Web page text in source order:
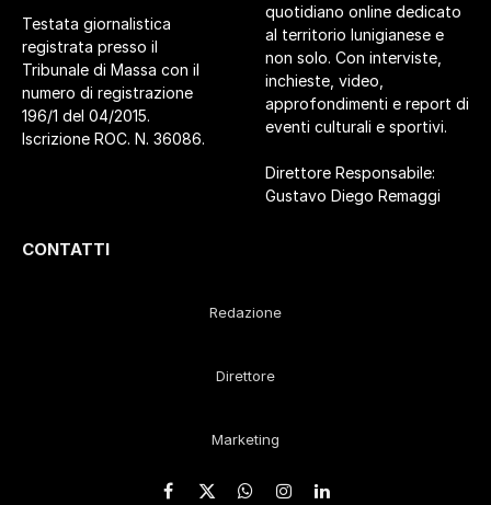
Testata giornalistica
registrata presso il
Tribunale di Massa con il
numero di registrazione
196/1 del 04/2015.
Iscrizione ROC. N. 36086.
quotidiano online dedicato
al territorio lunigianese e
non solo. Con interviste,
inchieste, video,
approfondimenti e report di
eventi culturali e sportivi.
Direttore Responsabile:
Gustavo Diego Remaggi
CONTATTI
Redazione
Direttore
Marketing